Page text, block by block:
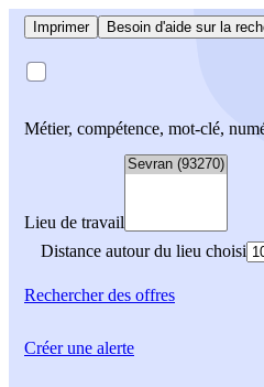
Imprimer Besoin d'aide sur la
Métier, compétence, mot-clé,
Lieu de travail
Distance autour du lieu choisi
Rechercherdes offres
Créer une alerte